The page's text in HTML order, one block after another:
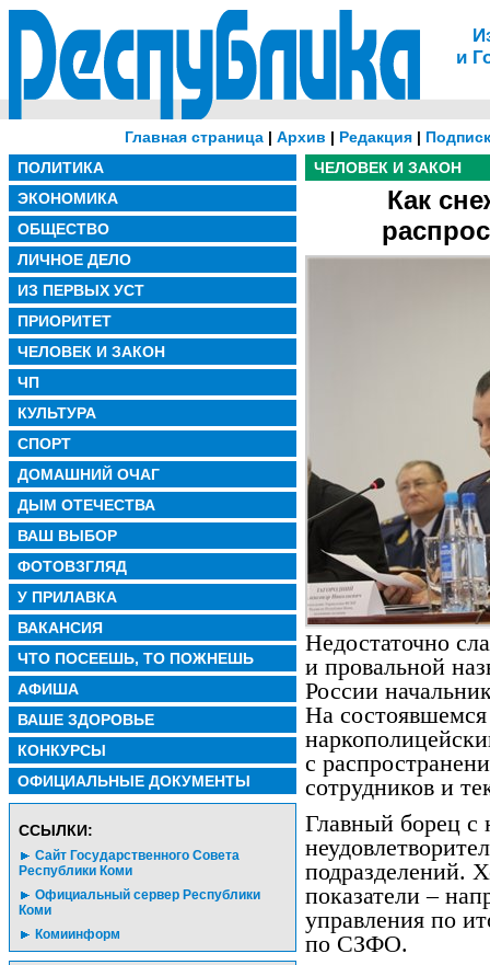
и
Главная страница| Архив | Редакция|
ПОЛИТИКА
ЭКОНОМИКА
ОБЩЕСТВО
ЛИЧНОЕ ДЕЛО
ИЗ ПЕРВЫХ УСТ
ПРИОРИТЕТ
ЧЕЛОВЕК И ЗАКОН
ЧП
КУЛЬТУРА
СПОРТ
ДОМАШНИЙ ОЧАГ
ДЫМ ОТЕЧЕСТВА
ВАШ ВЫБОР
ФОТОВЗГЛЯД
У ПРИЛАВКА
ВАКАНСИЯ
ЧТО ПОСЕЕШЬ, ТО ПОЖНЕШЬ
АФИША
ВАШЕ ЗДОРОВЬЕ
КОНКУРСЫ
ОФИЦИАЛЬНЫЕ ДОКУМЕНТЫ
CСЫЛКИ:
Сайт Государственного Совета
Республики Коми
Официальный сервер Республики
Коми
Комиинформ
ЧЕЛОВЕК И ЗАКОН
Как
Недостаточно
и провальной
России
На состоявшемся
с
сотрудников и
Главный борец с
подразделений.
показатели –
управления по
по СЗФО.